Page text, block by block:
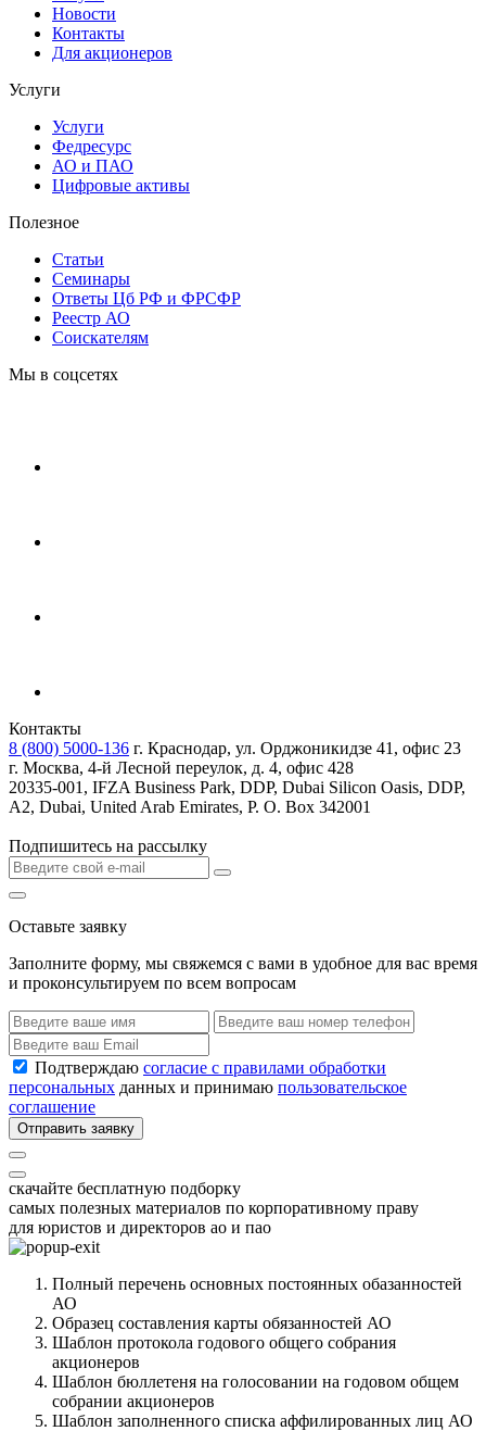
Новости
Контакты
Для акционеров
Услуги
Услуги
Федресурс
АО и ПАО
Цифровые активы
Полезное
Статьи
Cеминары
Ответы Цб РФ и ФРСФР
Реестр АО
Соискателям
Мы в соцсетях
Контакты
8 (800) 5000-136 г. Краснодар, ул. Орджоникидзе 41, офис 23
г. Москва, 4-й Лесной переулок, д. 4, офис 428
20335-001, IFZA Business Park, DDP, Dubai Silicon Oasis, DDP,
A2, Dubai, United Arab Emirates, P. O. Box 342001
Подпишитесь на рассылку
Оставьте заявку
Заполните форму, мы свяжемся с вами в удобное для вас время
и проконсультируем по всем вопросам
Подтверждаю согласие с правилами обработки
персональных данных и принимаю пользовательское
соглашение
Отправить заявку
скачайте бесплатную подборку
самых полезных материалов по корпоративному праву
для юристов и директоров ао и пао
Полный перечень основных постоянных обазанностей
АО
Образец составления карты обязанностей АО
Шаблон протокола годового общего собрания
акционеров
Шаблон бюллетеня на голосовании на годовом общем
собрании акционеров
Шаблон заполненного списка аффилированных лиц АО